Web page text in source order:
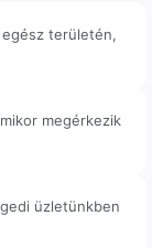
területén,
megérkezik
üzletünkben